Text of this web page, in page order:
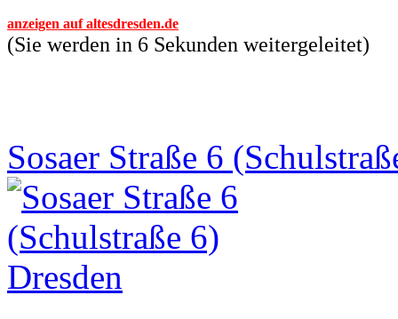
anzeigen auf altesdresden.de
(Sie werden in 6 Sekunden weitergeleitet)
Sosaer Straße 6